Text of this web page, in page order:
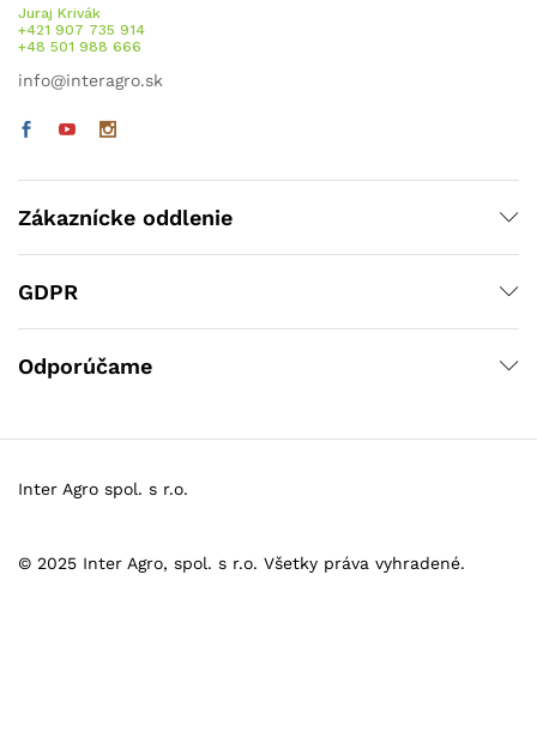
Juraj Krivák
+421 907 735 914
+48 501 988 666
info@interagro.sk
Zákaznícke oddlenie
GDPR
Odporúčame
© 2025 Inter Agro, spol. s r.o. Všetky práva vyhradené.
Inter Agro spol. s r.o.